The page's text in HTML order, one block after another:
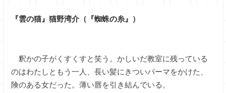
『雲の猫』猫野湾介（『蜘蛛の糸』）
釈かの子がくすくすと笑う。かしいだ教室に残っている
のはわたしともう一人、長い髪にきついパーマをかけた、
険のある女だった。薄い唇を引き結んでいる。